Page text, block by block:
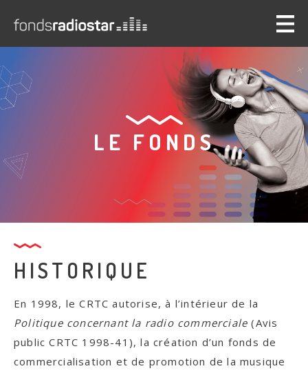
to
top
LE FONDS
HISTORIQUE
En 1998, le CRTC autorise, à l’intérieur de la
Politique concernant la radio commerciale(Avis
public CRTC 1998-41), la création d’un fonds de
commercialisation et de promotion de la musique